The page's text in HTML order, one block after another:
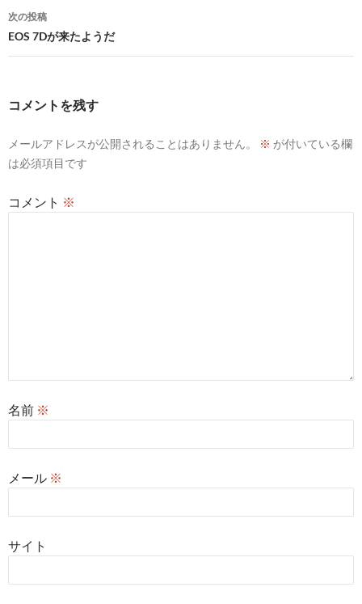
ナ
ビ
ゲ
ョ
次の投稿
EOS 7Dが来たようだ
コメントを残す
メールアドレスが公開されることはありません。 ※ が付いている欄
は必須項目です
コメント ※
名前 ※
メール ※
サイト